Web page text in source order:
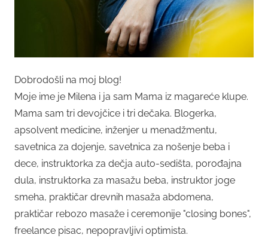
Dobrodošli na moj blog!
Moje ime je Milena i ja sam Mama iz magareće klupe.
Mama sam tri devojčice i tri dečaka. Blogerka,
apsolvent medicine, inženjer u menadžmentu,
savetnica za dojenje, savetnica za nošenje beba i
dece, instruktorka za dečja auto-sedišta, porođajna
dula, instruktorka za masažu beba, instruktor joge
smeha, praktičar drevnih masaža abdomena,
praktičar rebozo masaže i ceremonije "closing bones",
freelance pisac, nepopravljivi optimista.